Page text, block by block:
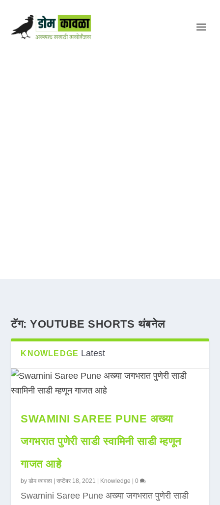
टॅग:YOUTUBE SHORTS थंबनेल
KNOWLEDGE Latest
SWAMINI SAREE PUNE अख्या
जगभरात पुणेरी साडी स्वामिनी साडी म्हणून
गाजत आहे
byडोम कावळा |सप्टेंबर 18, 2021 Knowledge |0
Swamini Saree Pune अख्या जगभरात पुणेरी साडी